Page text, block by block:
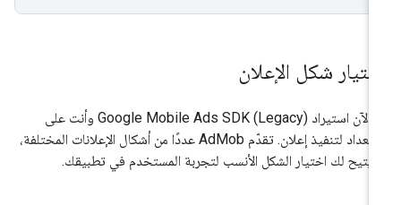
شكل الإعلان
الآن استيرادGoogle Mobile Ads SDK (Legacy)وأنت على
استعداد لتنفيذ إعلان. تقدّم AdMob عددًا من أشكال الإعلانات المختلفة،
يتيح لك اختيار الشكل الأنسب لتجربة المستخدم في تطبيقك.